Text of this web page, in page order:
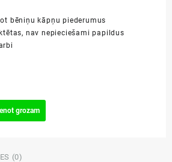
bēniņu kāpņu piederumus
nav nepieciešami papildus
grozam
(0)